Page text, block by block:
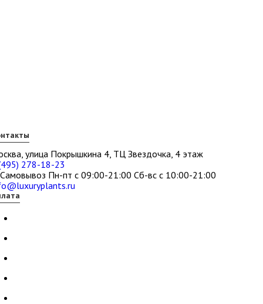
улица Покрышкина 4, ТЦ Звездочка, 4 этаж
278-18-23
Пн-пт с 09:00-21:00 Сб-вс с 10:00-21:00